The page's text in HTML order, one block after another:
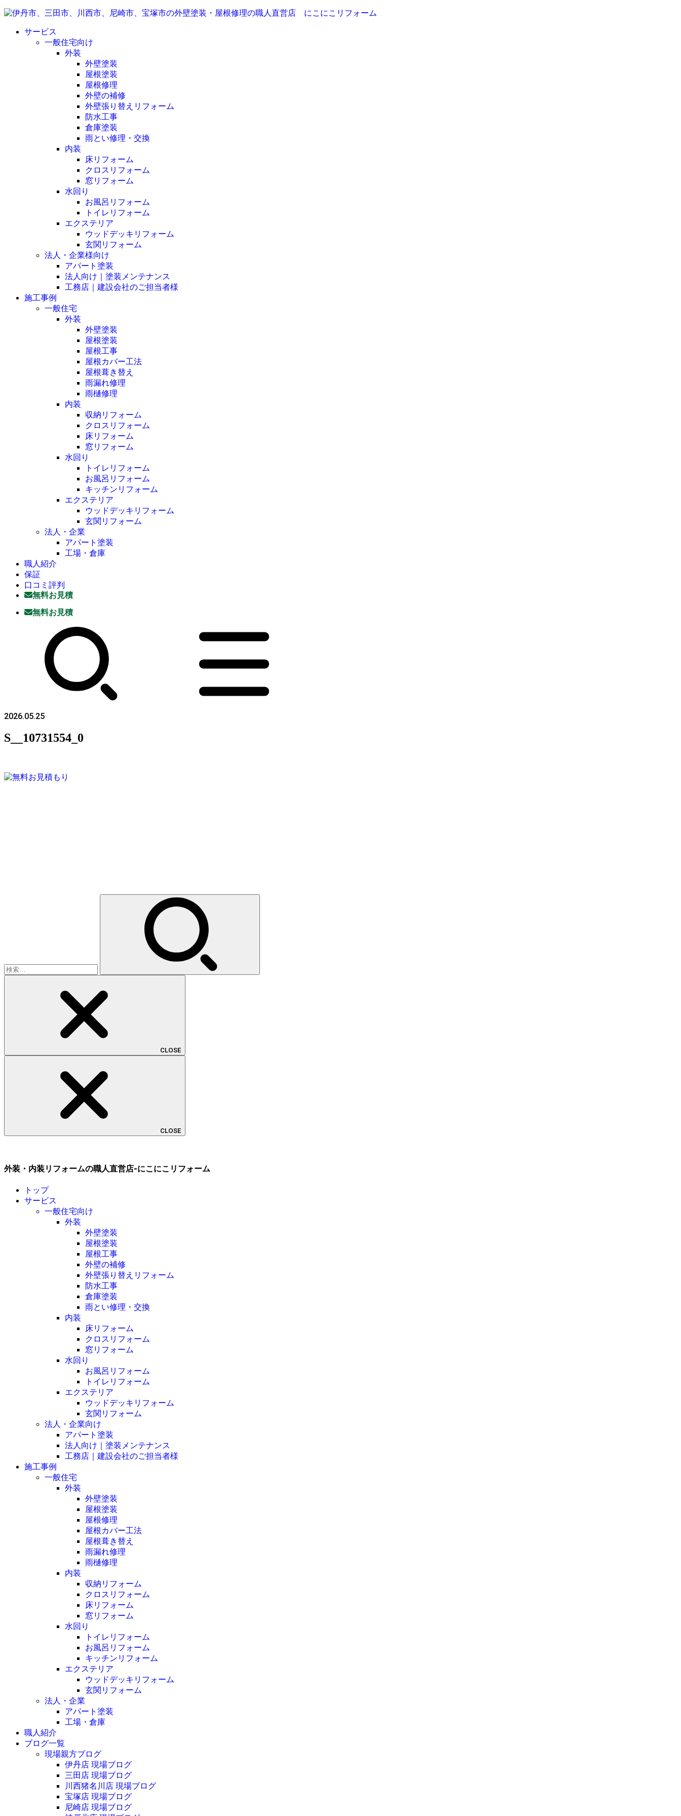
サービス
一般住宅向け
外装
外壁塗装
屋根塗装
屋根修理
外壁の補修
外壁張り替えリフォーム
防水工事
倉庫塗装
雨とい修理・交換
内装
床リフォーム
クロスリフォーム
窓リフォーム
水回り
お風呂リフォーム
トイレリフォーム
エクステリア
ウッドデッキリフォーム
玄関リフォーム
法人・企業様向け
アパート塗装
法人向け｜塗装メンテナンス
工務店｜建設会社のご担当者様
施工事例
一般住宅
外装
外壁塗装
屋根塗装
屋根工事
屋根カバー工法
屋根葺き替え
雨漏れ修理
雨樋修理
内装
収納リフォーム
クロスリフォーム
床リフォーム
窓リフォーム
水回り
トイレリフォーム
お風呂リフォーム
キッチンリフォーム
エクステリア
ウッドデッキリフォーム
玄関リフォーム
法人・企業
アパート塗装
工場・倉庫
職人紹介
保証
口コミ評判
無料お見積
無料お見積
2026.05.25
S__10731554_0
CLOSE
CLOSE
外装・内装リフォームの職人直営店-にこにこリフォーム
トップ
サービス
一般住宅向け
外装
外壁塗装
屋根塗装
屋根工事
外壁の補修
外壁張り替えリフォーム
防水工事
倉庫塗装
雨とい修理・交換
内装
床リフォーム
クロスリフォーム
窓リフォーム
水回り
お風呂リフォーム
トイレリフォーム
エクステリア
ウッドデッキリフォーム
玄関リフォーム
法人・企業向け
アパート塗装
法人向け｜塗装メンテナンス
工務店｜建設会社のご担当者様
施工事例
一般住宅
外装
外壁塗装
屋根塗装
屋根修理
屋根カバー工法
屋根葺き替え
雨漏れ修理
雨樋修理
内装
収納リフォーム
クロスリフォーム
床リフォーム
窓リフォーム
水回り
トイレリフォーム
お風呂リフォーム
キッチンリフォーム
エクステリア
ウッドデッキリフォーム
玄関リフォーム
法人・企業
アパート塗装
工場・倉庫
職人紹介
ブログ一覧
現場親方ブログ
伊丹店 現場ブログ
三田店 現場ブログ
川西猪名川店 現場ブログ
宝塚店 現場ブログ
尼崎店 現場ブログ